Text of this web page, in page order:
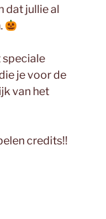
dat jullie al
speciale
je voor de
van het
credits!!